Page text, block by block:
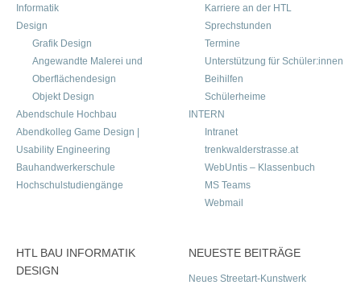
Informatik
Design
Grafik Design
Angewandte Malerei und
Oberflächendesign
Objekt Design
Abendschule Hochbau
Abendkolleg Game Design |
Usability Engineering
Bauhandwerkerschule
Hochschulstudiengänge
Karriere an der HTL
Sprechstunden
Termine
Unterstützung für Schüler:innen
Beihilfen
Schülerheime
INTERN
Intranet
trenkwalderstrasse.at
WebUntis – Klassenbuch
MS Teams
Webmail
HTL BAU INFORMATIK
DESIGN
NEUESTE BEITRÄGE
Neues Streetart-Kunstwerk